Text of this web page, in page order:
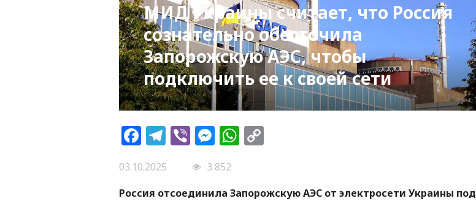
МИД Украины считает, что Россия
сознательно обесточила
Запорожскую АЭС, чтобы
подключить ее к своей сети
Facebook
Telegram
ViberMessenger
WhatsApp
03.10.2025
3 852
Россия отсоединила Запорожскую АЭС от электросети Украины под